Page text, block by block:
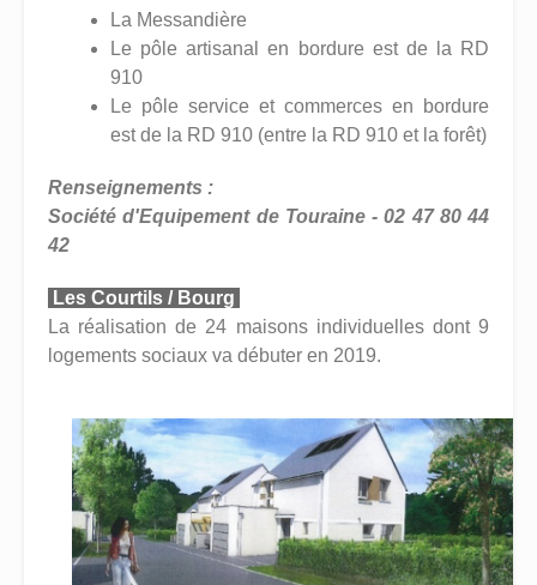
La Messandière
Le pôle artisanal en bordure est de la RD
910
Le pôle service et commerces en bordure
est de la RD 910 (entre la RD 910 et la forêt)
Renseignements :
Société d'Equipement de Touraine - 02 47 80 44
42
Les Courtils / Bourg
La réalisation de 24 maisons individuelles dont 9
logements sociaux va débuter en 2019.